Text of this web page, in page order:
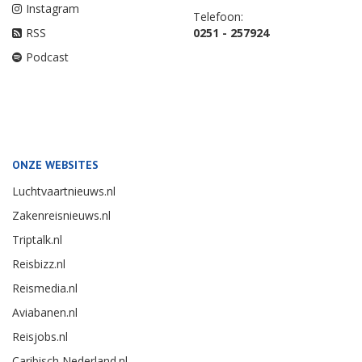
Instagram
RSS
Podcast
Telefoon:
0251 - 257924
ONZE WEBSITES
Luchtvaartnieuws.nl
Zakenreisnieuws.nl
Triptalk.nl
Reisbizz.nl
Reismedia.nl
Aviabanen.nl
Reisjobs.nl